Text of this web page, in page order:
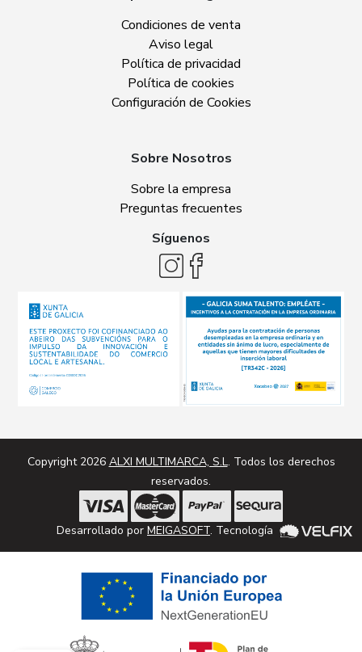
Condiciones de venta
Aviso legal
Política de privacidad
Política de cookies
Configuración de Cookies
Sobre Nosotros
Sobre la empresa
Preguntas frecuentes
Síguenos
Copyright 2026 ALXI MULTIMARCA, S.L. Todos los derechos
reservados.
Desarrollado por MEIGASOFT. Tecnología